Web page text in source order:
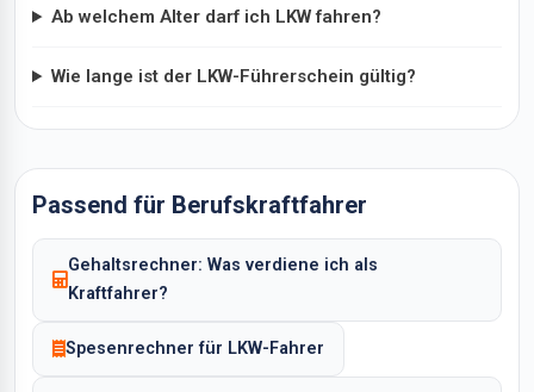
Ab welchem Alter darf ich LKW fahren?
Wie lange ist der LKW-Führerschein gültig?
Passend für Berufskraftfahrer
Gehaltsrechner: Was verdiene ich als
Kraftfahrer?
Spesenrechner für LKW-Fahrer